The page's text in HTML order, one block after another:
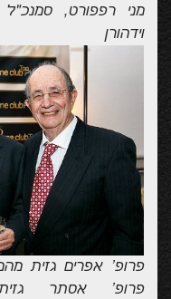
מני רפפורט,
וידהורן
פרופ' אפרים גזית
פרופ' אסתר